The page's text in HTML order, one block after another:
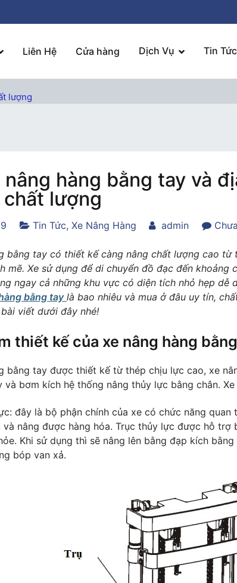
Liên Hệ Cửa hàng Dịch Vụ Tin Tức
lượng
nâng hàng bằng tay và
lượng
Tin Tức, Xe Nâng Hàng admin
bằng tay có thiết kế càng nâng chất lượng cao từ
mẽ. Xe sử dụng để di chuyển đồ đạc đến khoảng
ngay cả những khu vực có diện tích nhỏ hẹp dễ
bằng tay là bao nhiêu và mua ở đâu uy tín,
viết dưới đây nhé!
thiết kế của xe nâng hàng
bằng tay được thiết kế từ thép chịu lực cao, xe
và bơm kích hệ thống nâng thủy lực bằng chân.
đây là bộ phận chính của xe có chức năng
và nâng được hàng hóa. Trục thủy lực được hỗ trợ
Khi sử dụng thì sẽ nâng lên bằng đạp kích
bóp van xả.